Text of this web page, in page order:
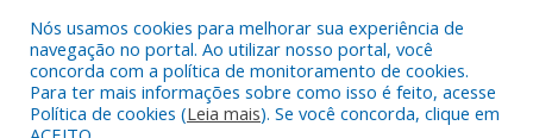
Todos os direitos reservados a Câmara Municipal de Porto de
Moz.
Nós usamos cookies para melhorar sua experiência de
navegação no portal. Ao utilizar nosso portal, você
concorda com a política de monitoramento de cookies.
Para ter mais informações sobre como isso é feito, acesse
Política de cookies (Leia mais). Se você concorda, clique em